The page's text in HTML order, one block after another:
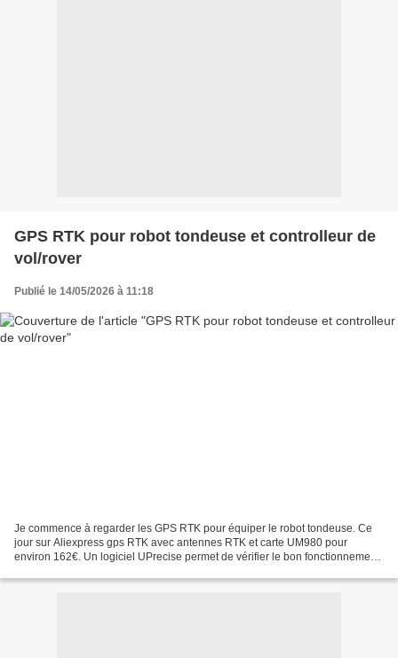
GPS RTK pour robot tondeuse et controlleur de
vol/rover
Publié le 14/05/2026 à 11:18
Je commence à regarder les GPS RTK pour équiper le robot tondeuse. Ce
jour sur Aliexpress gps RTK avec antennes RTK et carte UM980 pour
environ 162€. Un logiciel UPrecise permet de vérifier le bon fonctionnement